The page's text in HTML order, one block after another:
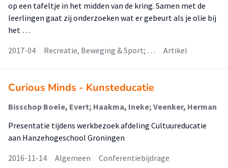
op een tafeltje in het midden van de kring. Samen met de
leerlingen gaat zij onderzoeken wat er gebeurt als je olie bij
het …
2017-04
Recreatie, Beweging & Sport; … Artikel
Curious Minds - Kunsteducatie
Bisschop Boele, Evert; Haakma, Ineke; Veenker, Herman
Presentatie tijdens werkbezoek afdeling Cultuureducatie
aan Hanzehogeschool Groningen
2016-11-14
Algemeen Conferentiebijdrage